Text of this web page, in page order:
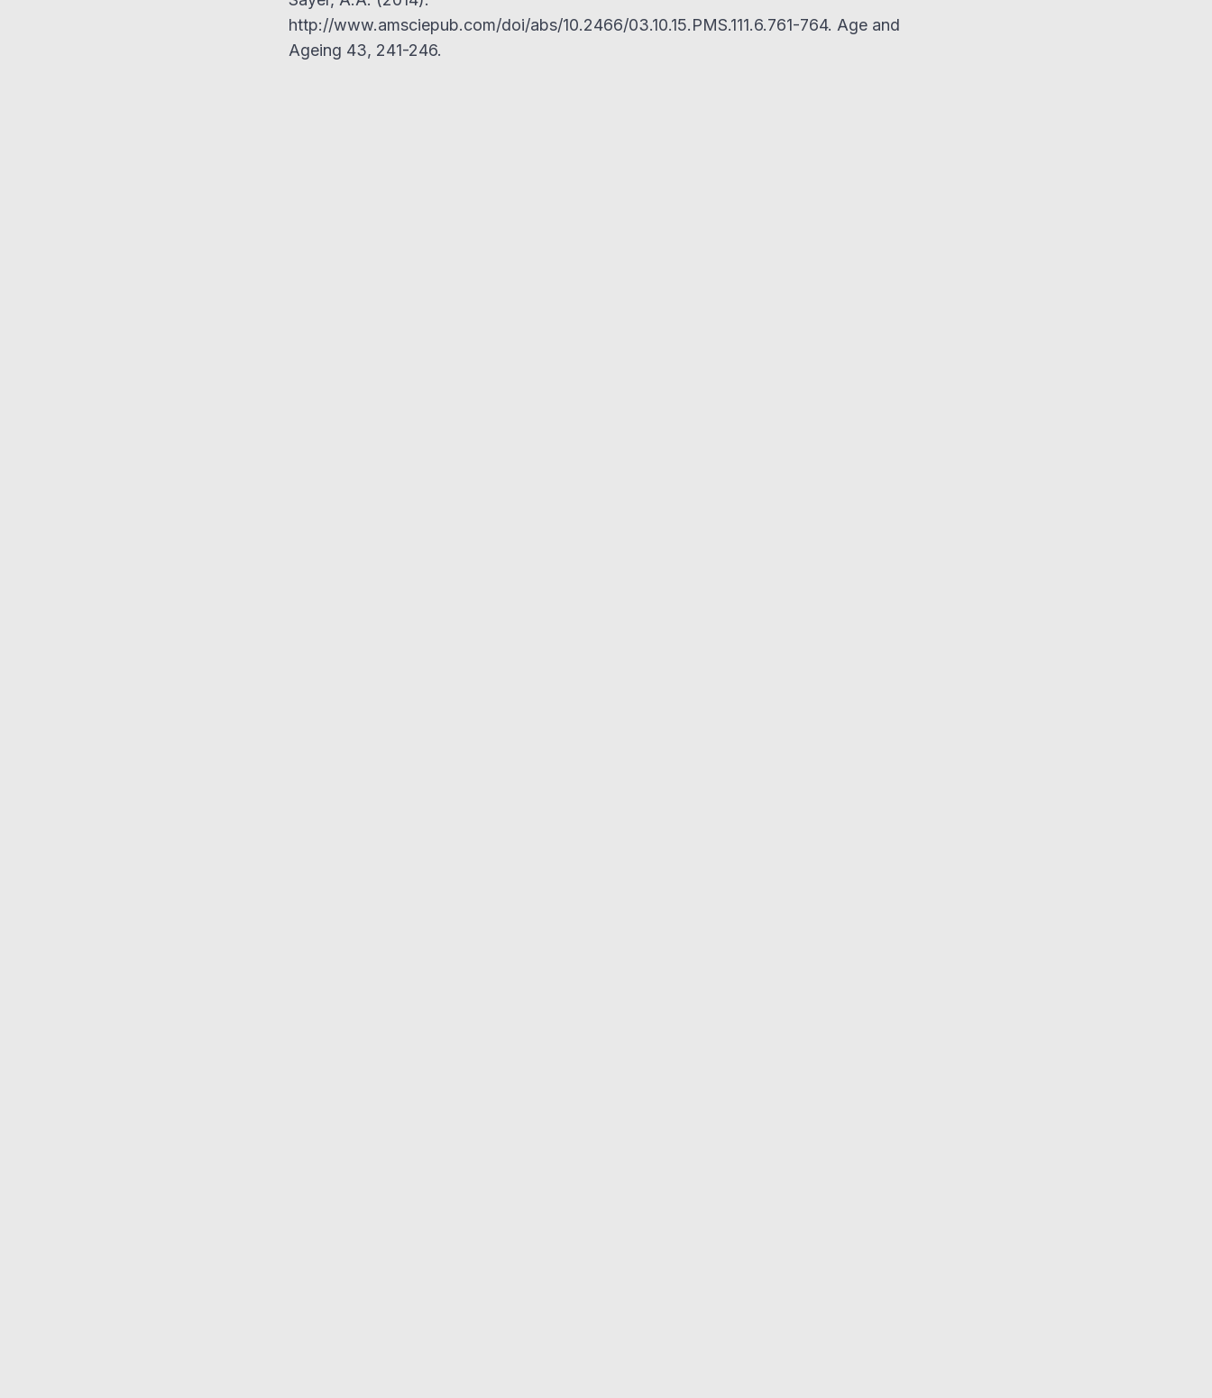
http://www.amsciepub.com/doi/abs/10.2466/03.10.15.PMS.111.6.761-764. Age and
Ageing 43, 241-246.